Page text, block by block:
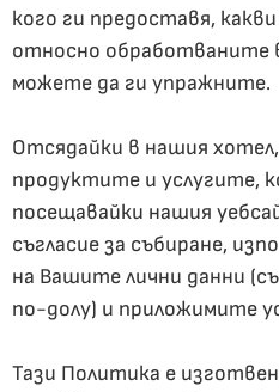
кого ги предоставя,
относно обработваните
можете да ги упражните.
Отсядайки в нашия
продуктите и услугите,
посещавайки нашия
съгласие за събиране,
на Вашите лични данни
по-долу) и приложимите
Тази Политика е